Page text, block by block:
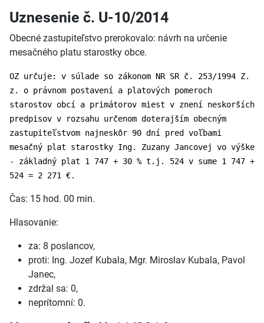
Uznesenie č. U-10/2014
Obecné zastupiteľstvo prerokovalo: návrh na určenie
mesačného platu starostky obce.
OZ určuje: v súlade so zákonom NR SR č. 253/1994 Z.
z. o právnom postavení a platových pomeroch
starostov obcí a primátorov miest v znení neskorších
predpisov v rozsahu určenom doterajším obecným
zastupiteľstvom najneskôr 90 dní pred voľbami
mesačný plat starostky Ing. Zuzany Jancovej vo výške
- základný plat 1 747 + 30 % t.j. 524 v sume 1 747 +
524 = 2 271 €.
Čas: 15 hod. 00 min.
Hlasovanie:
za: 8 poslancov,
proti: Ing. Jozef Kubala, Mgr. Miroslav Kubala, Pavol
Janec,
zdržal sa: 0,
neprítomní: 0.